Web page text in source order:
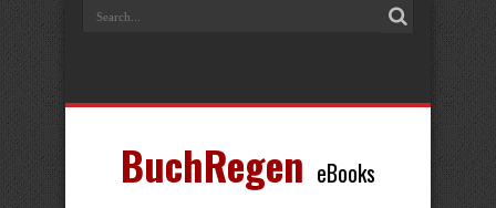
BuchRegen eBooks